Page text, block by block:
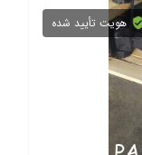
هویت تأیید شده